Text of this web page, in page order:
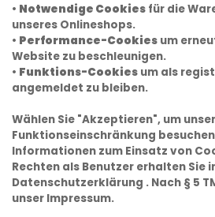
• Notwendige Cookies für die
unseres Onlineshops.
• Performance-Cookies um
Website zu beschleunigen.
• Funktions-Cookies um als
angemeldet zu bleiben.
Wählen Sie "Akzeptieren", um
Funktionseinschränkung
Informationen zum Einsatz von
Rechten als Benutzer erhalten Sie
Datenschutzerklärung . Nach § 5
unser Impressum.